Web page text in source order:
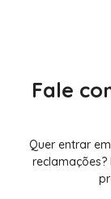
Fale
Quer entrar